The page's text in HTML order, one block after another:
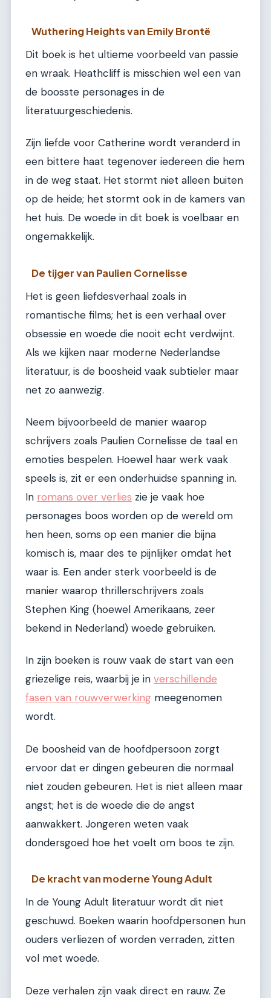
Wuthering Heights van Emily Brontë
Dit boek is het ultieme voorbeeld van passie
en wraak. Heathcliff is misschien wel een van
de boosste personages in de
literatuurgeschiedenis.
Zijn liefde voor Catherine wordt veranderd in
een bittere haat tegenover iedereen die hem
in de weg staat. Het stormt niet alleen buiten
op de heide; het stormt ook in de kamers van
het huis. De woede in dit boek is voelbaar en
ongemakkelijk.
De tijger van Paulien Cornelisse
Het is geen liefdesverhaal zoals in
romantische films; het is een verhaal over
obsessie en woede die nooit echt verdwijnt.
Als we kijken naar moderne Nederlandse
literatuur, is de boosheid vaak subtieler maar
net zo aanwezig.
Neem bijvoorbeeld de manier waarop
schrijvers zoals Paulien Cornelisse de taal en
emoties bespelen. Hoewel haar werk vaak
speels is, zit er een onderhuidse spanning in.
In romans over verlies zie je vaak hoe
personages boos worden op de wereld om
hen heen, soms op een manier die bijna
komisch is, maar des te pijnlijker omdat het
waar is. Een ander sterk voorbeeld is de
manier waarop thrillerschrijvers zoals
Stephen King (hoewel Amerikaans, zeer
bekend in Nederland) woede gebruiken.
In zijn boeken is rouw vaak de start van een
griezelige reis, waarbij je in verschillende
fasen van rouwverwerking meegenomen
wordt.
De boosheid van de hoofdpersoon zorgt
ervoor dat er dingen gebeuren die normaal
niet zouden gebeuren. Het is niet alleen maar
angst; het is de woede die de angst
aanwakkert. Jongeren weten vaak
dondersgoed hoe het voelt om boos te zijn.
De kracht van moderne Young Adult
In de Young Adult literatuur wordt dit niet
geschuwd. Boeken waarin hoofdpersonen hun
ouders verliezen of worden verraden, zitten
vol met woede.
Deze verhalen zijn vaak direct en rauw. Ze